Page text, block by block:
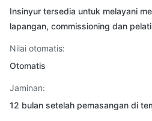
Insinyur tersedia untuk melayani
lapangan, commissioning dan
Nilai otomatis:
Otomatis
Jaminan:
12 bulan setelah pemasangan di